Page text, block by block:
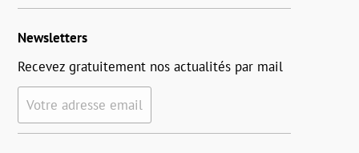
Newsletters
Recevez gratuitement nos actualités par mail
Votre adresse email